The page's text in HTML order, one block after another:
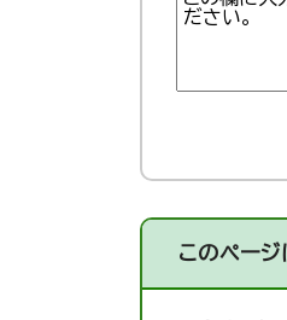
このページ